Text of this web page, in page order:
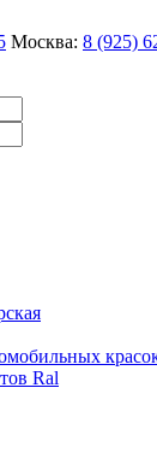
Москва: 8 (925)
Ral